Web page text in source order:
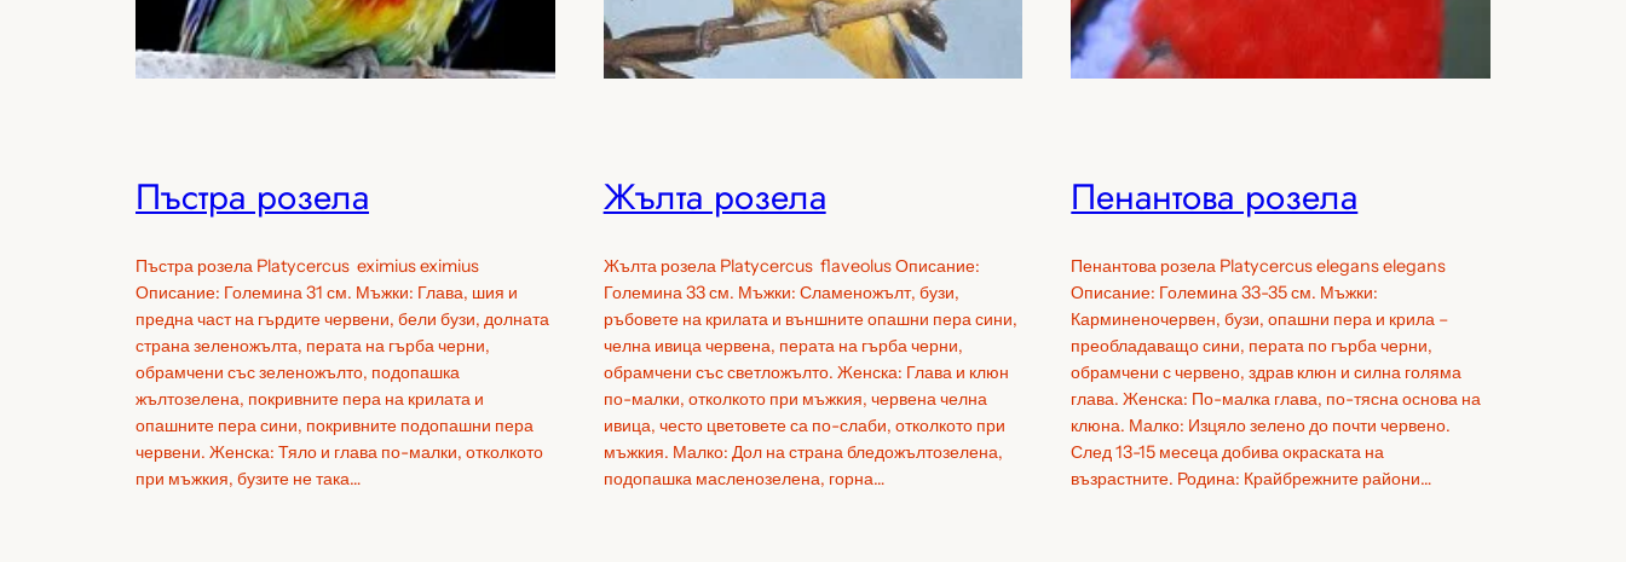
Пъстра розела
Пъстра розела Platycercus eximius eximius
Описание: Големина 31 см. Мъжки: Глава, шия и
предна част на гърдите червени, бели бузи, долната
страна зеленожълта, перата на гърба черни,
обрамчени със зеленожълто, подопашка
жълтозелена, покривните пера на крилата и
опашните пера сини, покривните подопашни пера
червени. Женска: Тяло и глава по-малки, отколкото
при мъжкия, бузите не така…
Жълта розела
Жълта розела Platycercus flaveolus Описание:
Големина 33 см. Мъжки: Сламеножълт, бузи,
ръбовете на крилата и външните опашни пера сини,
челна ивица червена, перата на гърба черни,
обрамчени със светложълто. Женска: Глава и клюн
по-малки, отколкото при мъжкия, червена челна
ивица, често цветовете са по-слаби, отколкото при
мъжкия. Малко: Дол на страна бледожълтозелена,
подопашка масленозелена, горна…
Пенантова розела
Пенантова розела Platycercus elegans elegans
Описание: Големина 33-35 см. Мъжки:
Карминеночервен, бузи, опашни пера и крила –
преобладаващо сини, перата по гърба черни,
обрамчени с червено, здрав клюн и силна голяма
глава. Женска: По-малка глава, по-тясна основа на
клюна. Малко: Изцяло зелено до почти червено.
След 13-15 месеца добива окраската на
възрастните. Родина: Крайбрежните райони…